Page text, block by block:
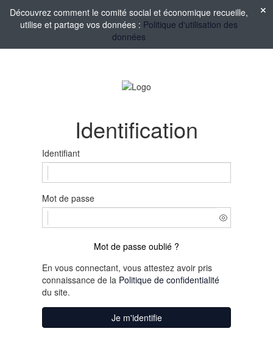
Découvrez comment le comité social et économique recueille,
utilise et partage vos données : Politique d'utilisation des
données
Identification
Identifiant
Mot de passe
Mot de passe oublié ?
En vous connectant, vous attestez avoir pris
connaissance de la Politique de confidentialité
du site.
Je m'identifie